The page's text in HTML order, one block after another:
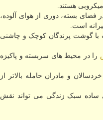
هستند.
بسته، دوری از هوای آلوده،
است.
با گوشت پرندگان کوچک و چاشنی
را در محیط های سربسته و پاکیزه
و مادران حامله بالاتر از
ساده سبک زندگی می تواند نقش